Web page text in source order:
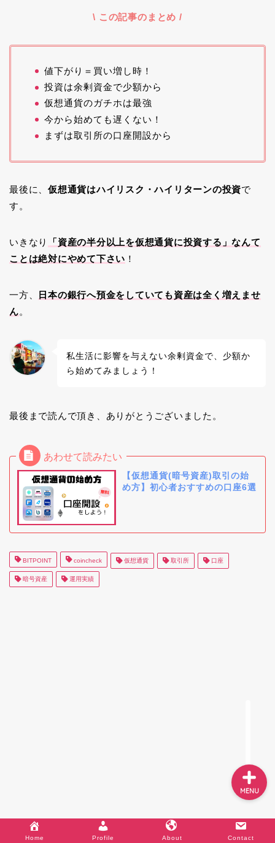
\ この記事のまとめ /
値下がり＝買い増し時！
投資は余剰資金で少額から
仮想通貨のガチホは最強
今から始めても遅くない！
まずは取引所の口座開設から
最後に、仮想通貨はハイリスク・ハイリターンの投資で
す。
いきなり
「資産の半分以上を仮想通貨に投資する」なんて
ことは絶対にやめて下さい ！
一方、
日本の銀行へ預金をしていても資産は全く増えませ
ん。
私生活に影響を与えない余剰資金で、少額か
ら始めてみましょう！
最後まで読んで頂き、ありがとうございました。
【仮想通貨(暗号資産)取引の始
め方】初心者おすすめの口座6選
BITPOINT coincheck 仮想通貨 取引所 口座
暗号資産 運用実績
Profile About Contact
MENU
Home Profile About Contact